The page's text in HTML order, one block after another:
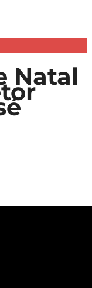
Natal